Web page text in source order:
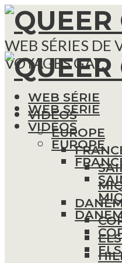
WEB SÉRIES DE
VOYAGES GAY.
WEB SÉRIE
VIDÉOS
EUROPE
WEB SÉRIE
VIDÉOS
EUROPE